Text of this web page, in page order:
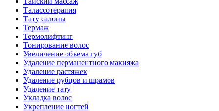
Талассотерапия
Тату салоны
Термаж
Термолифтинг
Тонирование волос
Увеличение объема губ
Удаление перманентного макияжа
Удаление растяжек
Удаление рубцов и шрамов
Удаление тату
Укладка волос
Укрепление ногтей